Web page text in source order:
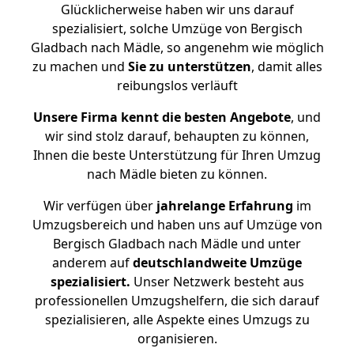
Glücklicherweise haben wir uns darauf
spezialisiert, solche Umzüge von Bergisch
Gladbach nach Mädle, so angenehm wie möglich
zu machen und Sie zu unterstützen, damit alles
reibungslos verläuft
Unsere Firma kennt die besten Angebote, und
wir sind stolz darauf, behaupten zu können,
Ihnen die beste Unterstützung für Ihren Umzug
nach Mädle bieten zu können.
Wir verfügen überjahrelange Erfahrung im
Umzugsbereich und haben uns auf Umzüge von
Bergisch Gladbach nach Mädle und unter
anderem aufdeutschlandweite Umzüge
spezialisiert. Unser Netzwerk besteht aus
professionellen Umzugshelfern, die sich darauf
spezialisieren, alle Aspekte eines Umzugs zu
organisieren.